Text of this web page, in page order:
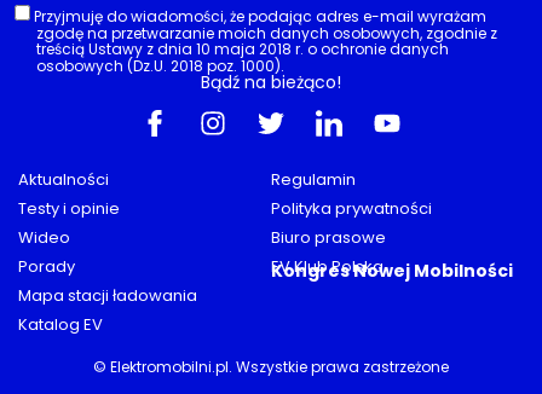
Aktualności
Testy i opinie
Wideo
Porady
Mapa stacji ładowania
Katalog EV
Regulamin
Polityka prywatności
Biuro prasowe
EV Klub Polska
Kongres Nowej Mobilności
Przyjmuję do wiadomości, że podając adres e-mail wyrażam
zgodę na przetwarzanie moich danych osobowych, zgodnie z
treścią Ustawy z dnia 10 maja 2018 r. o ochronie danych
osobowych (Dz.U. 2018 poz. 1000).
Bądź na bieżąco!
© Elektromobilni.pl. Wszystkie prawa zastrzeżone